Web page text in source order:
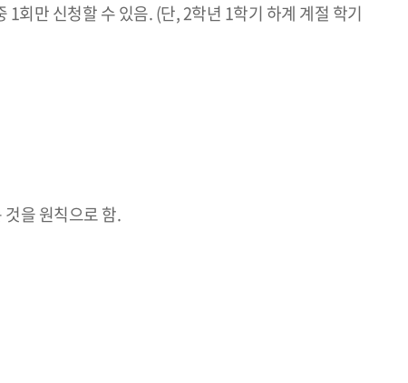
회만 신청할 수 있음. (단, 2학년 1학기 하계 계절 학기
을 원칙으로 함.